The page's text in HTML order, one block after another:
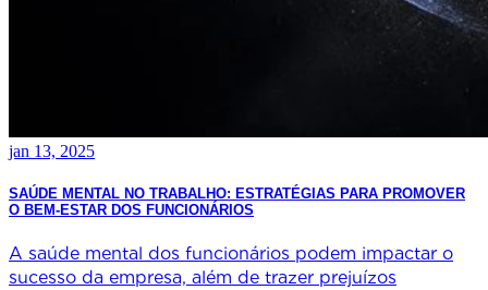
jan 13, 2025
SAÚDE MENTAL NO TRABALHO: ESTRATÉGIAS PARA PROMOVER
O BEM-ESTAR DOS FUNCIONÁRIOS
A saúde mental dos funcionários podem impactar o
sucesso da empresa, além de trazer prejuízos